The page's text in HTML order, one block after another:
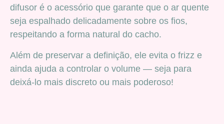
difusor é o acessório que garante que o ar quente
seja espalhado delicadamente sobre os fios,
respeitando a forma natural do cacho.
Além de preservar a definição, ele evita o frizz e
ainda ajuda a controlar o volume — seja para
deixá-lo mais discreto ou mais poderoso!